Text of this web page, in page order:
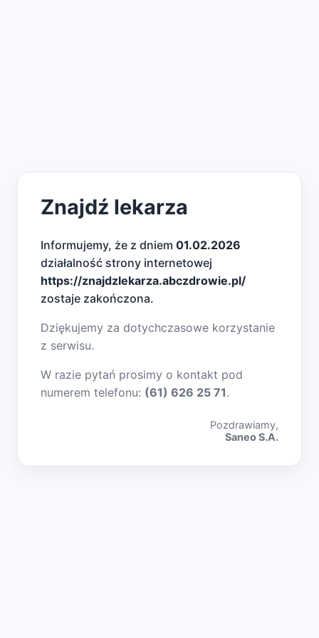
Znajdź lekarza
Informujemy, że z dniem 01.02.2026
działalność strony internetowej
https://znajdzlekarza.abczdrowie.pl/
zostaje zakończona.
Dziękujemy za dotychczasowe korzystanie
z serwisu.
W razie pytań prosimy o kontakt pod
numerem telefonu: (61) 626 25 71.
Pozdrawiamy,
Saneo S.A.